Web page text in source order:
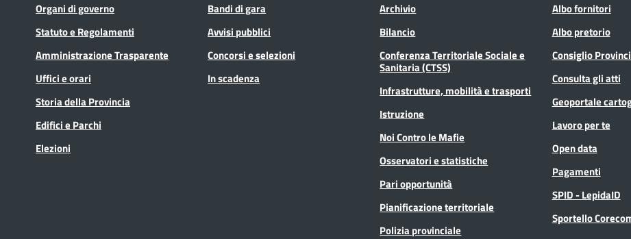
Organi di governo
Statuto e Regolamenti
Amministrazione Trasparente
Uffici e orari
Storia della Provincia
Edifici e Parchi
Elezioni
Bandi di gara
Avvisi pubblici
Concorsi e selezioni
In scadenza
Archivio
Bilancio
Conferenza Territoriale Sociale e
Sanitaria (CTSS)
Infrastrutture, mobilità e trasporti
Istruzione
Noi Contro le Mafie
Osservatori e statistiche
Pari opportunità
Pianificazione territoriale
Polizia provinciale
Albo fornitori
Albo pretorio
Consiglio
Consulta gli atti
Geoportale
Lavoro per te
Open data
Pagamenti
SPID - LepidaID
Sportello